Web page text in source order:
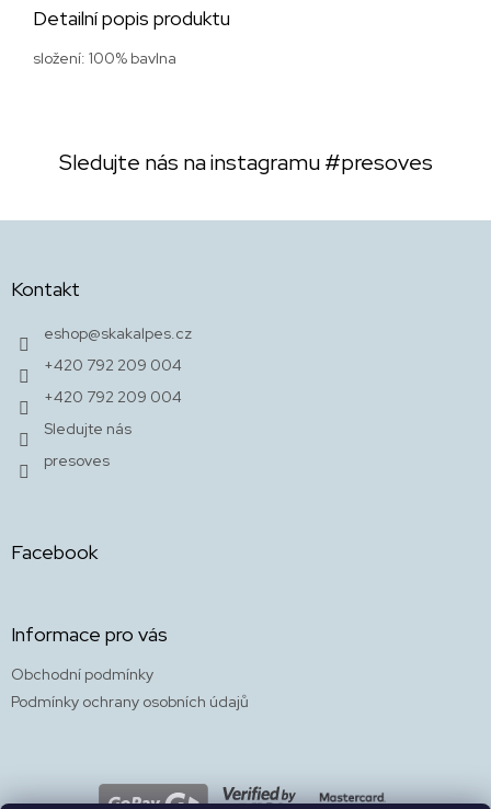
Detailní popis produktu
složení: 100% bavlna
Sledujte nás na instagramu#presoves
Kontakt
eshop@skakalpes.cz
+420 792 209 004
+420 792 209 004
Sledujte nás
presoves
Facebook
Informace pro vás
Obchodní podmínky
Podmínky ochrany osobních údajů